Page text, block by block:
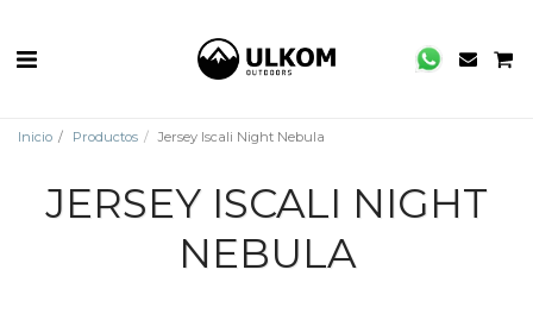
Inicio Productos Jersey Iscali Night Nebula
JERSEY ISCALI NIGHT
NEBULA